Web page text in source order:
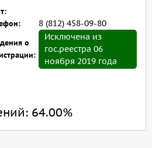
8 (812) 458-09-80
о
Исключена из
гос.реестра 06
ноября 2019 года
64.00%